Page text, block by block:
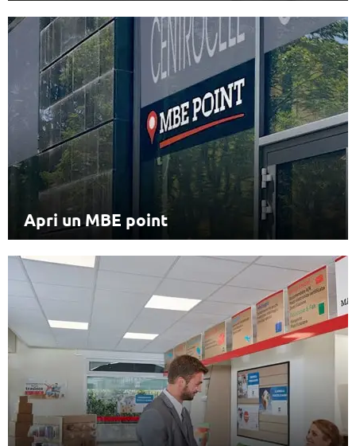
Apri un MBE point
Apri un MBE point
Il format ideale per entrare nel business
delle spedizioni affiancandole alla propria
attività ordinaria.
Rileva un centro MBE
Valuta l’opportunità di rilevare un Centro
MBE già avviato per entrare nella Rete